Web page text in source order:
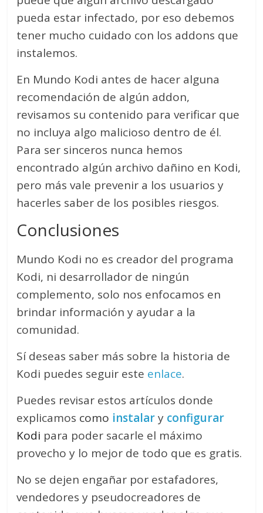
pueda estar infectado, por eso debemos
tener mucho cuidado con los addons que
instalemos.
En Mundo Kodi antes de hacer alguna
recomendación de algún addon,
revisamos su contenido para verificar que
no incluya algo malicioso dentro de él.
Para ser sinceros nunca hemos
encontrado algún archivo dañino en Kodi,
pero más vale prevenir a los usuarios y
hacerles saber de los posibles riesgos.
Conclusiones
Mundo Kodi no es creador del programa
Kodi, ni desarrollador de ningún
complemento, solo nos enfocamos en
brindar información y ayudar a la
comunidad.
Sí deseas saber más sobre la historia de
Kodi puedes seguir este enlace.
Puedes revisar estos artículos donde
explicamos como instalary configurar
Kodi para poder sacarle el máximo
provecho y lo mejor de todo que es gratis.
No se dejen engañar por estafadores,
vendedores y pseudocreadores de